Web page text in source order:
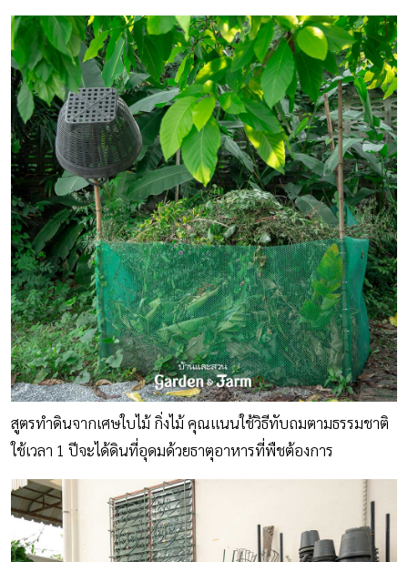
สูตรทำดินจากเศษใบไม้ กิ่งไม้ คุณแนนใช้วิธีทับถมตามธรรมชาติ
ใช้เวลา 1 ปีจะได้ดินที่อุดมด้วยธาตุอาหารที่พืชต้องการ